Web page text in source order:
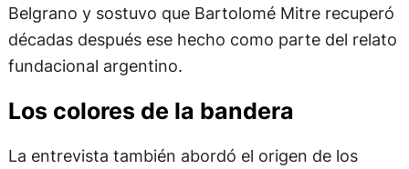
Belgrano y sostuvo que Bartolomé Mitre recuperó
décadas después ese hecho como parte del relato
fundacional argentino.
Los colores de la bandera
La entrevista también abordó el origen de los